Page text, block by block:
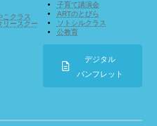
こクラス
リースクー
子育て講演会
ARTのとびら
ソトシルクラス
公教育
デジタル
パンフレット